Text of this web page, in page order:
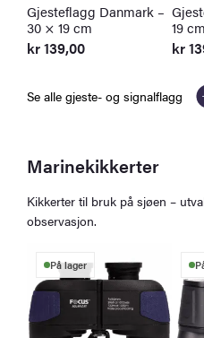
Gjesteflagg Danmark –
30 × 19 cm
kr139,00
19 cm
kr
Se alle gjeste- og signalflagg
Marinekikkerter
Kikkerter til bruk på sjøen –
observasjon.
På lager